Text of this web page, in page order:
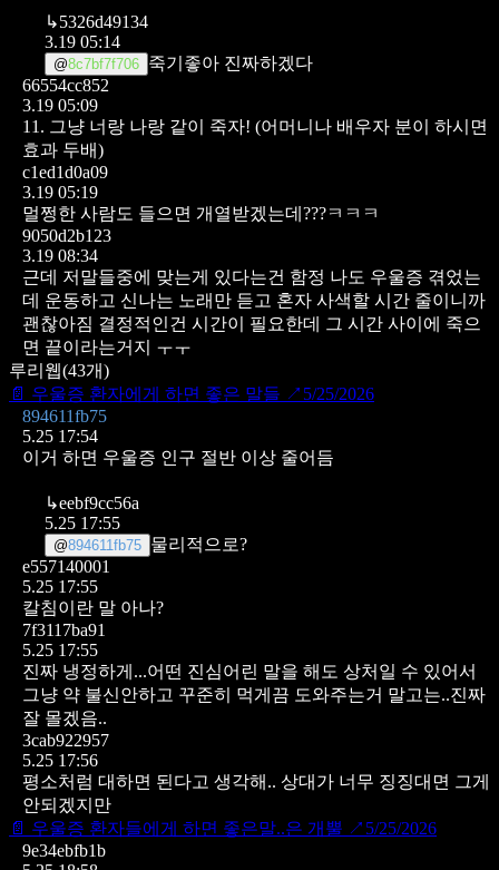
↳5326d49134
3.19 05:14
@8c7bf7f706 죽기좋아 진짜하겠다
66554cc852
3.19 05:09
11. 그냥 너랑 나랑 같이 죽자! (어머니나 배우자 분이 하시면
효과 두배)
c1ed1d0a09
3.19 05:19
멀쩡한 사람도 들으면 개열받겠는데???ㅋㅋㅋ
9050d2b123
3.19 08:34
근데 저말들중에 맞는게 있다는건 함정 나도 우울증 겪었는
데 운동하고 신나는 노래만 듣고 혼자 사색할 시간 줄이니까
괜찮아짐 결정적인건 시간이 필요한데 그 시간 사이에 죽으
면 끝이라는거지 ㅜㅜ
루리웹(43개)
📄 우울증 환자에게 하면 좋은 말들 ↗ 5/25/2026
894611fb75
5.25 17:54
이거 하면 우울증 인구 절반 이상 줄어듬
↳eebf9cc56a
5.25 17:55
@894611fb75 물리적으로?
e557140001
5.25 17:55
칼침이란 말 아나?
7f3117ba91
5.25 17:55
진짜 냉정하게...어떤 진심어린 말을 해도 상처일 수 있어서
그냥 약 불신안하고 꾸준히 먹게끔 도와주는거 말고는..진짜
잘 몰겠음..
3cab922957
5.25 17:56
평소처럼 대하면 된다고 생각해.. 상대가 너무 징징대면 그게
안되겠지만
📄 우울증 환자들에게 하면 좋은말..은 개뿔 ↗ 5/25/2026
9e34ebfb1b